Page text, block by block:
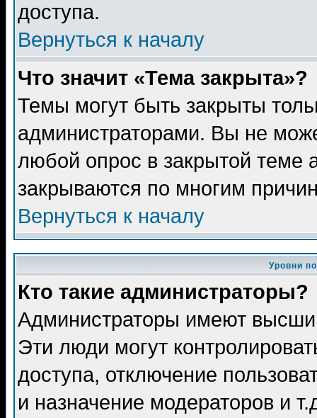
доступа.
Вернуться к началу
Что значит «Тема закрыта»?
Темы могут быть закрыты
администраторами. Вы не
любой опрос в закрытой теме
закрываются по многим
Вернуться к началу
Уровни
Кто такие администраторы?
Администраторы имеют
Эти люди могут
доступа, отключение
и назначение модераторов и